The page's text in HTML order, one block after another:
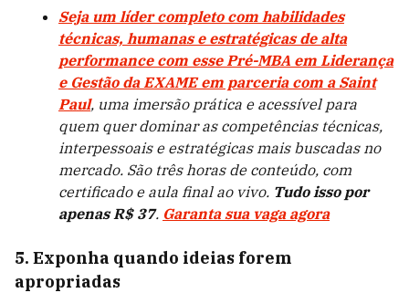
Seja um líder completo com habilidades
técnicas, humanas e estratégicas de alta
performance com esse Pré-MBA em Liderança
e Gestão da EXAME em parceria com a Saint
Paul, uma imersão prática e acessível para
quem quer dominar as competências técnicas,
interpessoais e estratégicas mais buscadas no
mercado. São três horas de conteúdo, com
certificado e aula final ao vivo. Tudo isso por
apenas R$ 37. Garanta sua vaga agora
5. Exponha quando ideias forem
apropriadas